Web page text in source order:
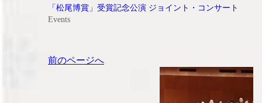
「松尾博賞」受賞記念公演 ジョイント・コンサート
Events
投
前のページへ